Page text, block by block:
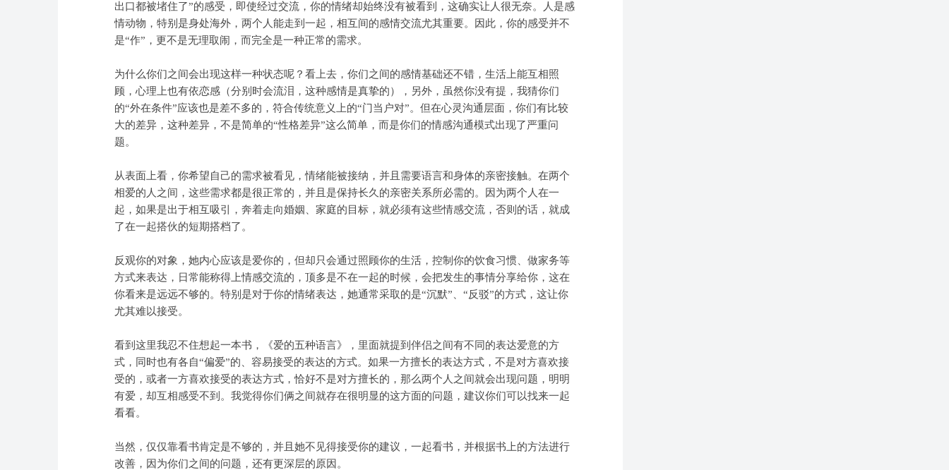
出口都被堵住了”的感受，即使经过交流，你的情绪却始终没有被看到，这确实让人很无奈。人是感
情动物，特别是身处海外，两个人能走到一起，相互间的感情交流尤其重要。因此，你的感受并不
是“作”，更不是无理取闹，而完全是一种正常的需求。
为什么你们之间会出现这样一种状态呢？看上去，你们之间的感情基础还不错，生活上能互相照
顾，心理上也有依恋感（分别时会流泪，这种感情是真挚的），另外，虽然你没有提，我猜你们
的“外在条件”应该也是差不多的，符合传统意义上的“门当户对”。但在心灵沟通层面，你们有比较
大的差异，这种差异，不是简单的“性格差异”这么简单，而是你们的情感沟通模式出现了严重问
题。
从表面上看，你希望自己的需求被看见，情绪能被接纳，并且需要语言和身体的亲密接触。在两个
相爱的人之间，这些需求都是很正常的，并且是保持长久的亲密关系所必需的。因为两个人在一
起，如果是出于相互吸引，奔着走向婚姻、家庭的目标，就必须有这些情感交流，否则的话，就成
了在一起搭伙的短期搭档了。
反观你的对象，她内心应该是爱你的，但却只会通过照顾你的生活，控制你的饮食习惯、做家务等
方式来表达，日常能称得上情感交流的，顶多是不在一起的时候，会把发生的事情分享给你，这在
你看来是远远不够的。特别是对于你的情绪表达，她通常采取的是“沉默”、“反驳”的方式，这让你
尤其难以接受。
看到这里我忍不住想起一本书，《爱的五种语言》，里面就提到伴侣之间有不同的表达爱意的方
式，同时也有各自“偏爱”的、容易接受的表达的方式。如果一方擅长的表达方式，不是对方喜欢接
受的，或者一方喜欢接受的表达方式，恰好不是对方擅长的，那么两个人之间就会出现问题，明明
有爱，却互相感受不到。我觉得你们俩之间就存在很明显的这方面的问题，建议你们可以找来一起
看看。
当然，仅仅靠看书肯定是不够的，并且她不见得接受你的建议，一起看书，并根据书上的方法进行
改善，因为你们之间的问题，还有更深层的原因。